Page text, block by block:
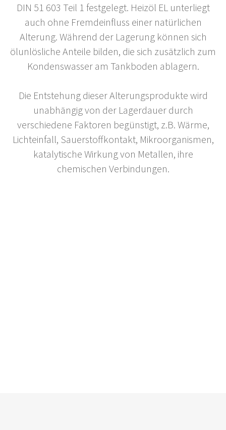
DIN 51 603 Teil 1 festgelegt. Heizöl EL unterliegt
auch ohne Fremdeinfluss einer natürlichen
Alterung. Während der Lagerung können sich
ölunlösliche Anteile bilden, die sich zusätzlich zum
Kondenswasser am Tankboden ablagern.
Die Entstehung dieser Alterungsprodukte wird
unabhängig von der Lagerdauer durch
verschiedene Faktoren begünstigt, z.B. Wärme,
Lichteinfall, Sauerstoffkontakt, Mikroorganismen,
katalytische Wirkung von Metallen, ihre
chemischen Verbindungen.